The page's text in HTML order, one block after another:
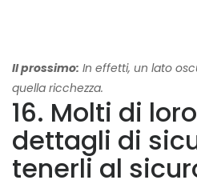
Il prossimo: In effetti, un lato
quella ricchezza.
16. Molti di
dettagli di
tenerli al